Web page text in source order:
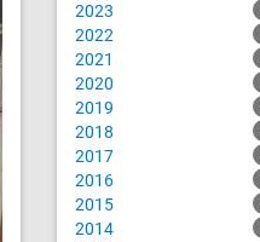
2023
2022
2021
2020
2019
2018
2017
2016
2015
2014